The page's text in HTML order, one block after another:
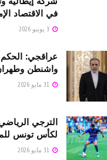
في الاقتصاد
عراقجي:
واشنطن
الترجي
لكأس تونس للمرة 17 في